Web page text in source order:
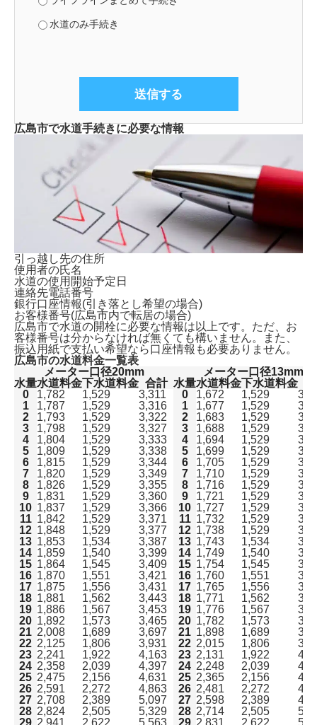
水道のみ手続き
広島市で水道手続きに必要な情報
引っ越し先の住所
使用者の氏名
水道の使用開始予定日
連絡先電話番号
銀行口座情報(引き落とし希望の場合)
お客様番号(広島市内で転居の場合)
広島市で水道の開栓に必要な情報は以上です。ただ、 お
客様番号は分からなければ無くても構いません。
また、
振込用紙で支払い希望なら口座情報も必要ありません。
広島市の水道料金一覧表
メーター口径20mm
メーター口径13mm
水量水道料金下水道料金 合計 水量水道料金下水道料金
0
1,782 1,529 3,311 0 1,672 1,529
1
1,787 1,529 3,316 1 1,677 1,529
2
1,793 1,529 3,322 2 1,683 1,529
3
1,798 1,529 3,327 3 1,688 1,529
4
1,804 1,529 3,333 4 1,694 1,529
5
1,809 1,529 3,338 5 1,699 1,529
6
1,815 1,529 3,344 6 1,705 1,529
7
1,820 1,529 3,349 7 1,710 1,529
8
1,826 1,529 3,355 8 1,716 1,529
9
1,831 1,529 3,360 9 1,721 1,529
10 1,837 1,529 3,366 10 1,727 1,529
11 1,842 1,529 3,371 11 1,732 1,529
12 1,848 1,529 3,377 12 1,738 1,529
13 1,853 1,534 3,387 13 1,743 1,534
14 1,859 1,540 3,399 14 1,749 1,540
15 1,864 1,545 3,409 15 1,754 1,545
16 1,870 1,551 3,421 16 1,760 1,551
17 1,875 1,556 3,431 17 1,765 1,556
18 1,881 1,562 3,443 18 1,771 1,562
19 1,886 1,567 3,453 19 1,776 1,567
20 1,892 1,573 3,465 20 1,782 1,573
21 2,008 1,689 3,697 21 1,898 1,689
22 2,125 1,806 3,931 22 2,015 1,806
23 2,241 1,922 4,163 23 2,131 1,922
24 2,358 2,039 4,397 24 2,248 2,039
25 2,475 2,156 4,631 25 2,365 2,156
26 2,591 2,272 4,863 26 2,481 2,272
27 2,708 2,389 5,097 27 2,598 2,389
28 2,824 2,505 5,329 28 2,714 2,505